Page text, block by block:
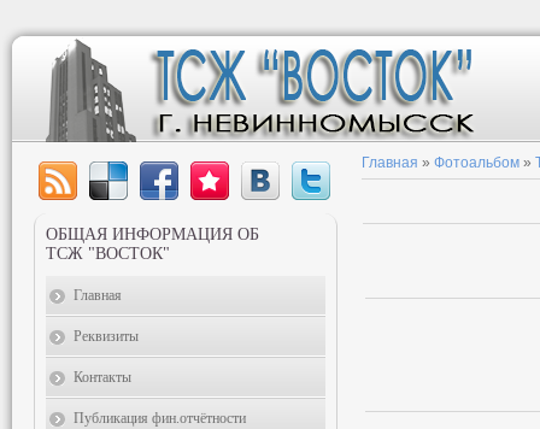
Главная » Фотоальбом »
ОБЩАЯ ИНФОРМАЦИЯ ОБ
ТСЖ "ВОСТОК"
Главная
Реквизиты
Контакты
Публикация фин.отчётности